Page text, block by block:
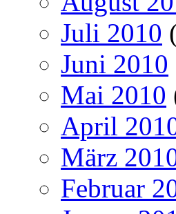
Juli 2010
Juni 2010
Mai 2010
April
März
Februar